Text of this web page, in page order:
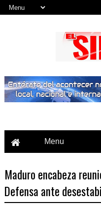
Maduro encabeza
Defensa ante